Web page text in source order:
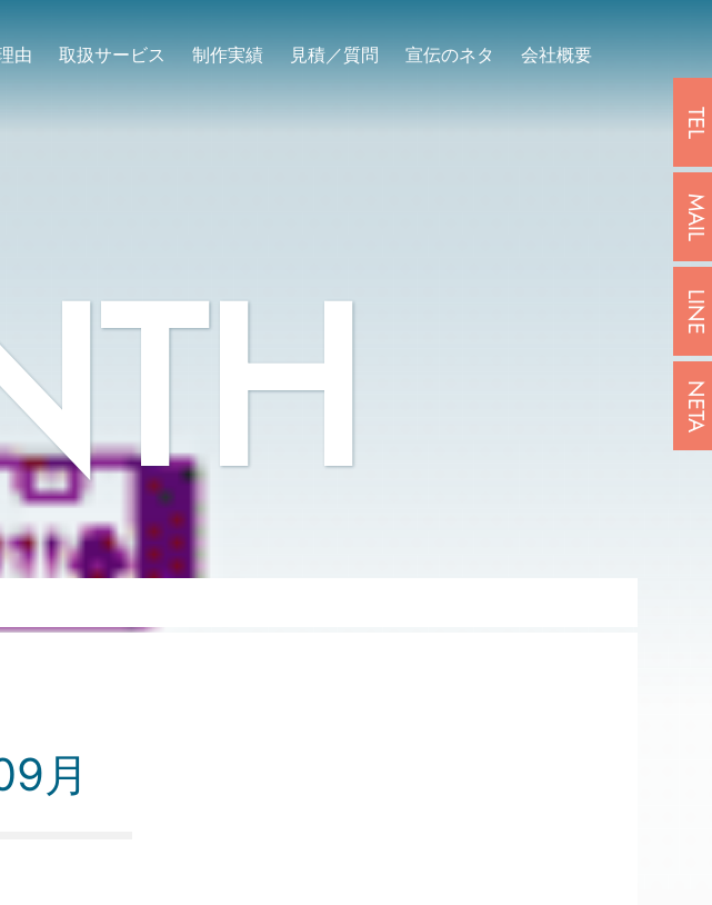
由 取扱サービス 制作実績 見積／質問 宣伝のネタ 会社概要
月
TEL
MAIL
LINE
NETA